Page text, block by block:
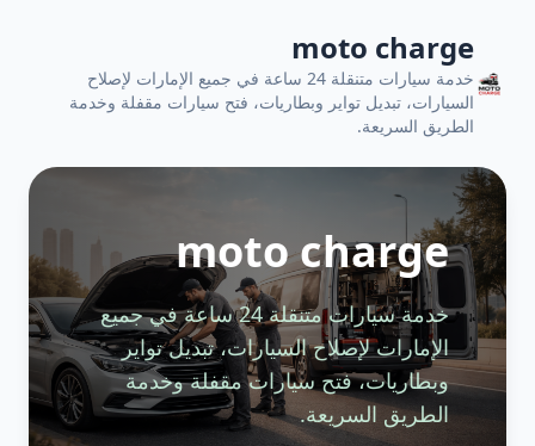
moto charge
خدمة سيارات متنقلة 24 ساعة في جميع الإمارات لإصلاح
السيارات، تبديل تواير وبطاريات، فتح سيارات مقفلة وخدمة
الطريق السريعة.
moto charge
خدمة سيارات متنقلة 24 ساعة في جميع
الإمارات لإصلاح السيارات، تبديل تواير
وبطاريات، فتح سيارات مقفلة وخدمة
الطريق السريعة.